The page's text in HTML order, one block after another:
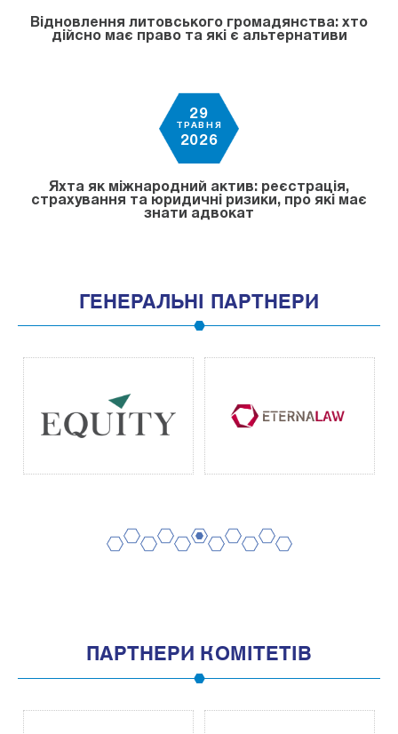
Відновлення литовського громадянства: хто
дійсно має право та які є альтернативи
29
ТРАВНЯ
2026
Яхта як міжнародний актив: реєстрація,
страхування та юридичні ризики, про які має
знати адвокат
ГЕНЕРАЛЬНІ ПАРТНЕРИ
ПАРТНЕРИ КОМІТЕТІВ